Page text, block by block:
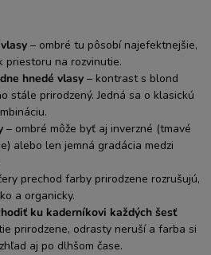
– ombré tu pôsobí najefektnejšie,
priestoru na rozvinutie.
hnedé vlasy – kontrast s blond
stále prirodzený. Jedná sa o klasickú
– ombré môže byť aj inverzné (tmavé
alebo len jemná gradácia medzi
prechod farby prirodzene rozrušujú,
a organicky.
ku kaderníkovi každých šesť
prirodzene, odrasty neruší a farba si
aj po dlhšom čase.